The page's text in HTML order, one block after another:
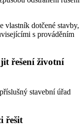
vlastník dotčené stavby,
s prováděním
řešení životní
stavební úřad
řešit